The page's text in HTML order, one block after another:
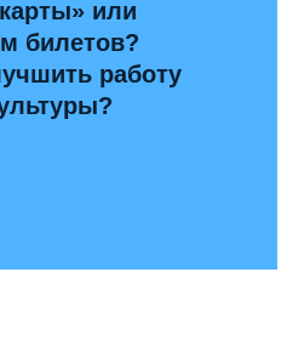
или
билетов?
работу